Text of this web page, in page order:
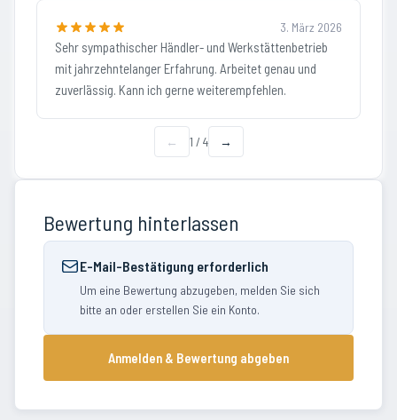
3. März 2026
Sehr sympathischer Händler- und Werkstättenbetrieb
mit jahrzehntelanger Erfahrung. Arbeitet genau und
zuverlässig. Kann ich gerne weiterempfehlen.
← 1 / 4 →
Bewertung hinterlassen
E-Mail-Bestätigung erforderlich
Um eine Bewertung abzugeben, melden Sie sich
bitte an oder erstellen Sie ein Konto.
Anmelden & Bewertung abgeben